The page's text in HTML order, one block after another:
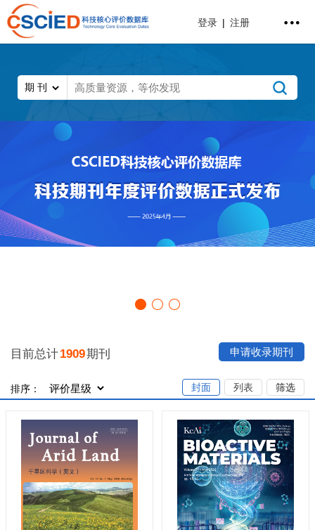
登录 | 注册
目前总计1909期刊 申请收录期刊
排序： 筛选
列表
封面